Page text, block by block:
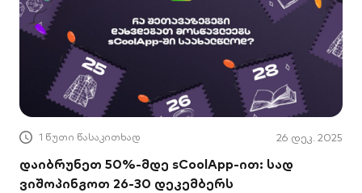
პროცესიდან საინტერესო და მოტივაციის
მიმცემ გამოწვევად აქცევს. როგორ მუშაობს
ყულაბა? სქულაპის
1 წუთი წასაკითხად 26 დეკ. 2025
დაიბრუნეთ 50%-მდე sCoolApp-ით: სად
ვიშოპინგოთ 26-30 დეკემბერს